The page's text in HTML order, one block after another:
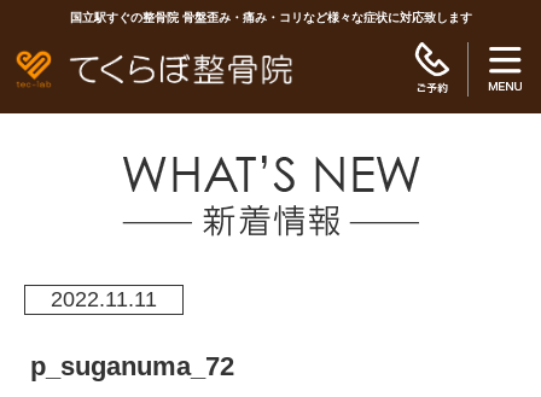
国立駅すぐの整骨院 骨盤歪み・痛み・コリなど様々な症状に対応致します
2022.11.11
p_suganuma_72